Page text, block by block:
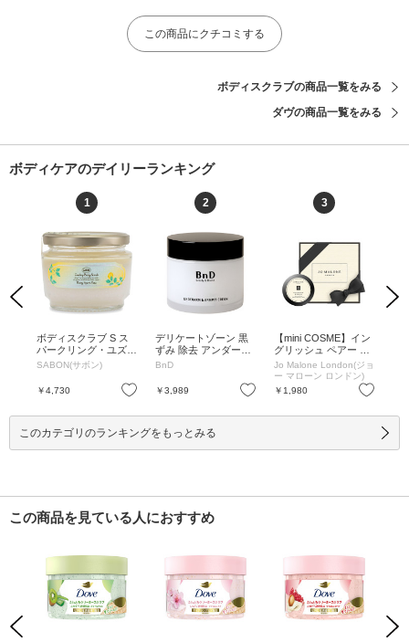
この商品にクチコミする
ボディスクラブの商品一覧をみる
ダヴの商品一覧をみる
ボディケアのデイリーランキング
Previous
お気に入り
1
ボディスクラブ S ス
パークリング・ユズ /
320g / 320g
SABON(サボン)
￥4,730 お気に入り
2
デリケートゾーン 黒
ずみ 除去 アンダーア
ームクリーム / 100ml
(100g)
BnD
￥3,989 お気に入り
3
【mini COSME】イン
グリッシュ ペアー &
フリージア ボディ ク
レーム / 15mL / 15mL
Jo Malone London(ジョ
ー マローン ロンドン)
￥1,980
Next
このカテゴリのランキングをもっとみる
この商品を見ている人におすすめ
Previous Next